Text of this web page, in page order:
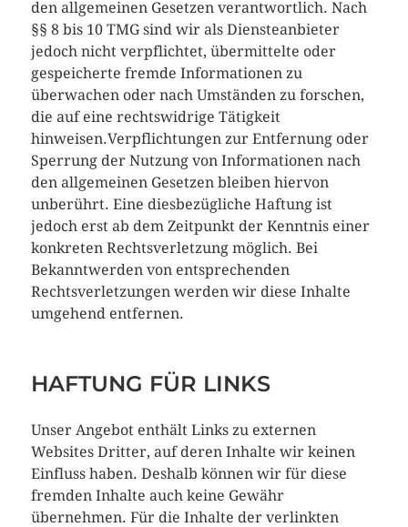
den allgemeinen Gesetzen verantwortlich. Nach
§§ 8 bis 10 TMG sind wir als Diensteanbieter
jedoch nicht verpflichtet, übermittelte oder
gespeicherte fremde Informationen zu
überwachen oder nach Umständen zu forschen,
die auf eine rechtswidrige Tätigkeit
hinweisen.Verpflichtungen zur Entfernung oder
Sperrung der Nutzung von Informationen nach
den allgemeinen Gesetzen bleiben hiervon
unberührt. Eine diesbezügliche Haftung ist
jedoch erst ab dem Zeitpunkt der Kenntnis einer
konkreten Rechtsverletzung möglich. Bei
Bekanntwerden von entsprechenden
Rechtsverletzungen werden wir diese Inhalte
umgehend entfernen.
HAFTUNG FÜR LINKS
Unser Angebot enthält Links zu externen
Websites Dritter, auf deren Inhalte wir keinen
Einfluss haben. Deshalb können wir für diese
fremden Inhalte auch keine Gewähr
übernehmen. Für die Inhalte der verlinkten